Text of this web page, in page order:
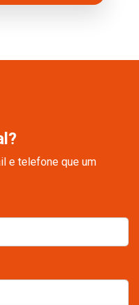
e telefone que um